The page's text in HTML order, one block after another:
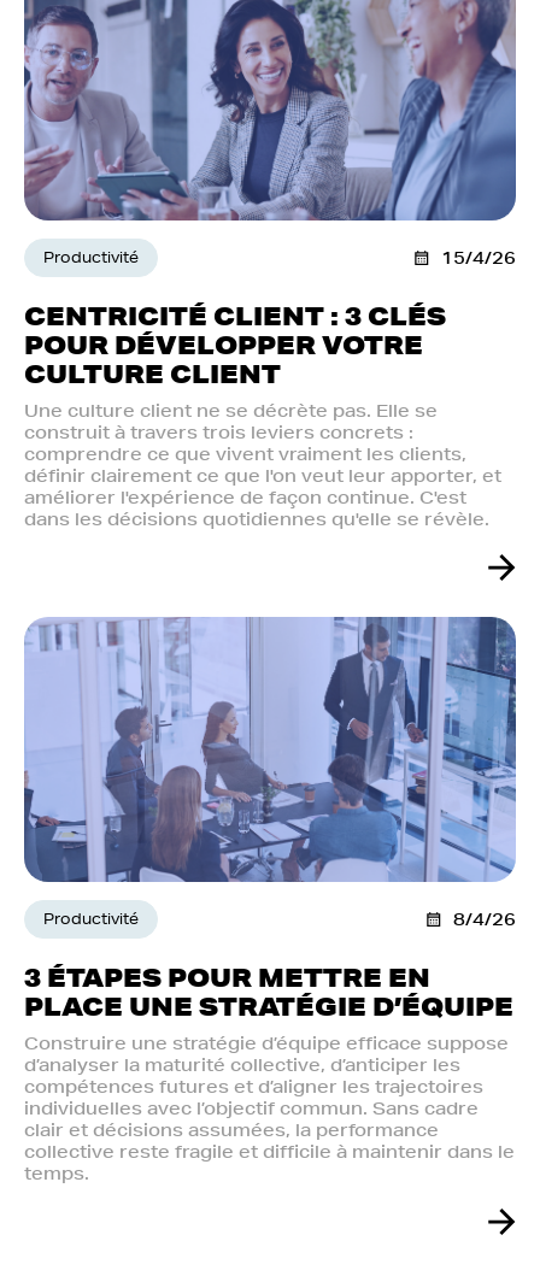
Productivité 15/4/26
CENTRICITÉ CLIENT : 3 CLÉS
POUR DÉVELOPPER VOTRE
CULTURE CLIENT
Une culture client ne se décrète pas. Elle se
construit à travers trois leviers concrets :
comprendre ce que vivent vraiment les clients,
définir clairement ce que l'on veut leur apporter, et
améliorer l'expérience de façon continue. C'est
dans les décisions quotidiennes qu'elle se révèle.
Productivité 8/4/26
3 ÉTAPES POUR METTRE EN
PLACE UNE STRATÉGIE D’ÉQUIPE
Construire une stratégie d’équipe efficace suppose
d’analyser la maturité collective, d’anticiper les
compétences futures et d’aligner les trajectoires
individuelles avec l’objectif commun. Sans cadre
clair et décisions assumées, la performance
collective reste fragile et difficile à maintenir dans le
temps.